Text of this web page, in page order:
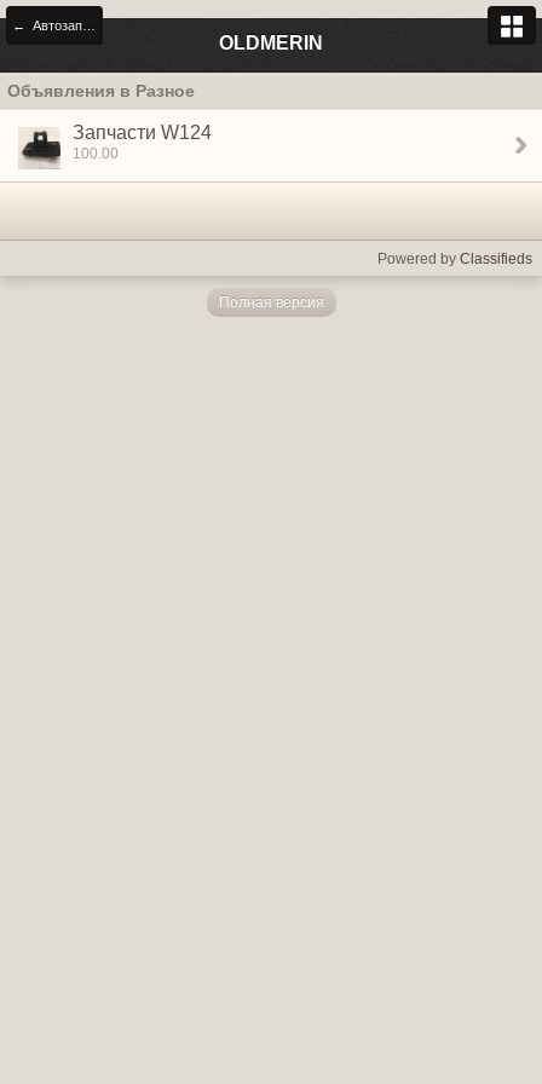
OLDMERIN
Объявления в Разное
Запчасти W124
100.00
Powered by Classifieds
Полная версия